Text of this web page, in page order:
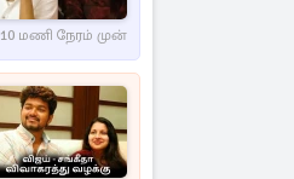
10 மணி நேரம் முன்